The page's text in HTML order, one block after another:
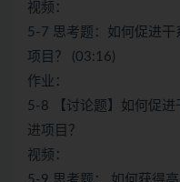
视频：
5-7 思考题：如何促进干
项目？ (03:16)
作业：
5-8 【讨论题】如何促进
进项目？
视频：